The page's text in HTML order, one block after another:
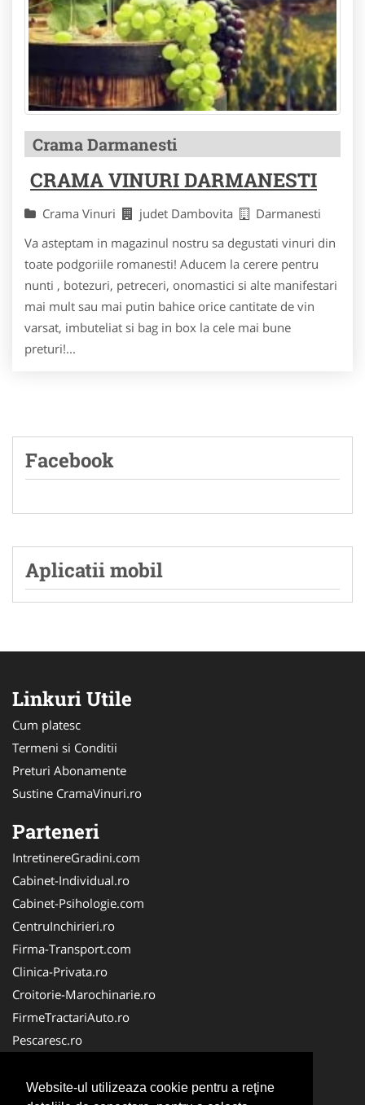
Website-ul utilizeaza cookie pentru a reţine
Crama Darmanesti
CRAMA VINURI DARMANESTI
Crama Vinuri judet Dambovita
Darmanesti
Va asteptam in magazinul nostru sa degustati vinuri din
toate podgoriile romanesti! Aducem la cerere pentru
nunti , botezuri, petreceri, onomastici si alte manifestari
mai mult sau mai putin bahice orice cantitate de vin
varsat, imbuteliat si bag in box la cele mai bune
preturi!...
Facebook
Aplicatii mobil
Linkuri Utile
Cum platesc
Termeni si Conditii
Preturi Abonamente
Sustine CramaVinuri.ro
Parteneri
IntretinereGradini.com
Cabinet-Individual.ro
Cabinet-Psihologie.com
CentruInchirieri.ro
Firma-Transport.com
Clinica-Privata.ro
Croitorie-Marochinarie.ro
FirmeTractariAuto.ro
Pescaresc.ro
Alpinist-Utilitar.com